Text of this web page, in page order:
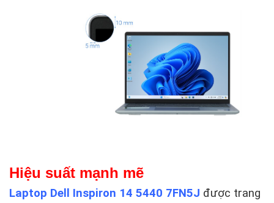
Hiệu suất mạnh mẽ
Laptop Dell Inspiron 14 5440 7FN5J được trang